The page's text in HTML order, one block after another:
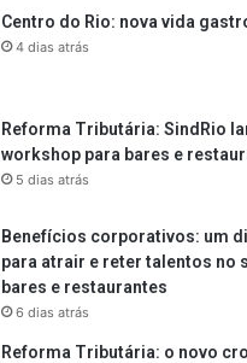
Centro do Rio: nova vida
4 dias atrás
Reforma Tributária: SindRio
workshop para bares e
5 dias atrás
Benefícios corporativos: um
para atrair e reter talentos no
bares e restaurantes
6 dias atrás
Reforma Tributária: o novo